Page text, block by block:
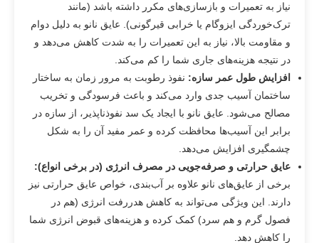
نیاز به تعمیرات و بازسازی‌های مکرر داشته باشد (مانند
ترک‌خوردگی ایزوگام یا خرابی قیرگونی). عایق نانو به دلیل دوام
و مقاومت بالا، نیاز به این تعمیرات را به شدت کاهش می‌دهد و
در نتیجه هزینه‌های جاری شما را کم می‌کند.
افزایش طول عمر سازه: نفوذ رطوبت به مرور زمان به ساختار
ساختمان آسیب جدی وارد می‌کند و باعث فرسودگی و تخریب
مصالح می‌شود. عایق نانو با ایجاد یک سد نفوذناپذیر، از سازه در
برابر این آسیب‌ها محافظت کرده و عمر مفید آن را به شکل
چشمگیری افزایش می‌دهد.
عایق حرارتی و صرفه‌جویی در مصرف انرژی (در برخی انواع):
برخی از عایق‌های نانو علاوه بر آب‌بندی، خواص عایق حرارتی نیز
دارند. این ویژگی می‌تواند به کاهش هدررفت انرژی (هم در
فصول گرم و هم سرد) کمک کرده و هزینه‌های قبوض انرژی شما
را کاهش دهد.